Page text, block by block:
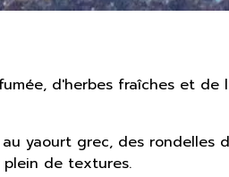
d'herbes fraîches et
yaourt grec, des rondelles
de textures.